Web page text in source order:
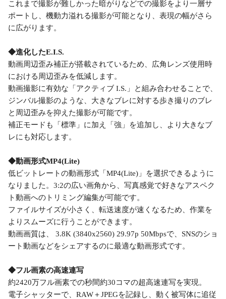
これまで撮影が難しかった暗がりなどでの撮影をより一層サ
ポートし、機動力溢れる撮影が可能となり、表現の幅がさら
に広がります。
◆進化したE.I.S.
動画周辺歪み補正が搭載されているため、広角レンズ使用時
における周辺歪みを低減します。
動画撮影に有効な「アクティブ I.S.」と組み合わせることで、
ジンバル撮影のような、大きなブレに対する歩き撮りのブレ
と周辺歪みを抑えた撮影が可能です。
補正モードも「標準」に加え「強」を追加し、より大きなブ
レにも対応します。
◆動画形式MP4(Lite)
低ビットレートの動画形式「MP4(Lite)」を選択できるように
なりました。3:2の広い画角から、写真感覚で好きなアスペク
ト動画へのトリミング編集が可能です。
ファイルサイズが小さく、転送速度が速くなるため、作業を
よりスムーズに行うことができます。
動画画質は、 3.8K (3840x2560) 29.97p 50Mbpsで、SNSのショ
ート動画などをシェアするのに最適な動画形式です。
◆フル画素の高速連写
約2420万フル画素での秒間約30コマの超高速連写を実現。
電子シャッターで、RAW＋JPEGを記録し、動く被写体に追従